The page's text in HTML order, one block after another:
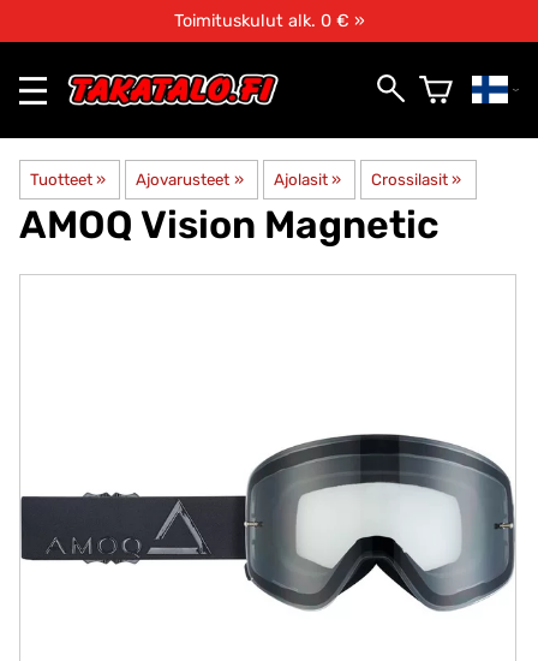
Toimituskulut alk. 0 € »
Tuotteet ‪» Ajovarusteet ‪» Ajolasit ‪» Crossilasit ‪»
AMOQ Vision Magnetic